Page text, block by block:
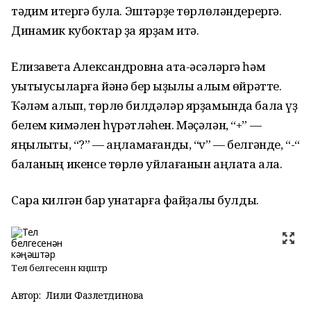
тәҡдим итергә була. Эштәрҙе төрлөләндерергә.
Динамик кубоктар ҙа ярҙам итә.
Елизавета Александровна ата-әсәләргә һәм
уҡытыусыларға йәнә бер ҡыҙыҡлы алым өйрәтте.
Ҡәләм алып, төрлө билдәләр ярҙамында бала үҙ
белем кимәлен һүрәтләһен. Мәҫәлән, “+” —
яңылыҡты, “?” — аңламағанды, “v” — белгәнде, “-“
баланың икенсе төрлө уйлағанын аңлата ала.
Сара килгән бар ҡунаҡтарға файҙалы булды.
Тел белгесенән кәңәштәр
Автор: Лилиә Фазлетдинова